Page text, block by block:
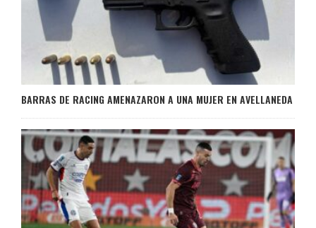
BARRAS DE RACING AMENAZARON A UNA MUJER EN AVELLANEDA